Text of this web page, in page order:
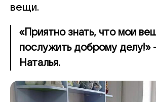
вещи.
«Приятно знать, что мои
послужить доброму делу!»
Наталья.